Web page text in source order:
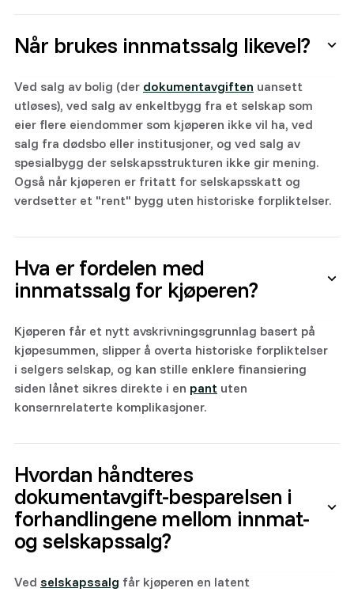
Når brukes innmatssalg likevel?
Ved salg av bolig (der dokumentavgiften uansett
utløses), ved salg av enkeltbygg fra et selskap som
eier flere eiendommer som kjøperen ikke vil ha, ved
salg fra dødsbo eller institusjoner, og ved salg av
spesialbygg der selskapsstrukturen ikke gir mening.
Også når kjøperen er fritatt for selskapsskatt og
verdsetter et "rent" bygg uten historiske forpliktelser.
Hva er fordelen med
innmatssalg for kjøperen?
Kjøperen får et nytt avskrivningsgrunnlag basert på
kjøpesummen, slipper å overta historiske forpliktelser
i selgers selskap, og kan stille enklere finansiering
siden lånet sikres direkte i en pant uten
konsernrelaterte komplikasjoner.
Hvordan håndteres
dokumentavgift-besparelsen i
forhandlingene mellom innmat-
og selskapssalg?
Ved selskapssalg får kjøperen en latent